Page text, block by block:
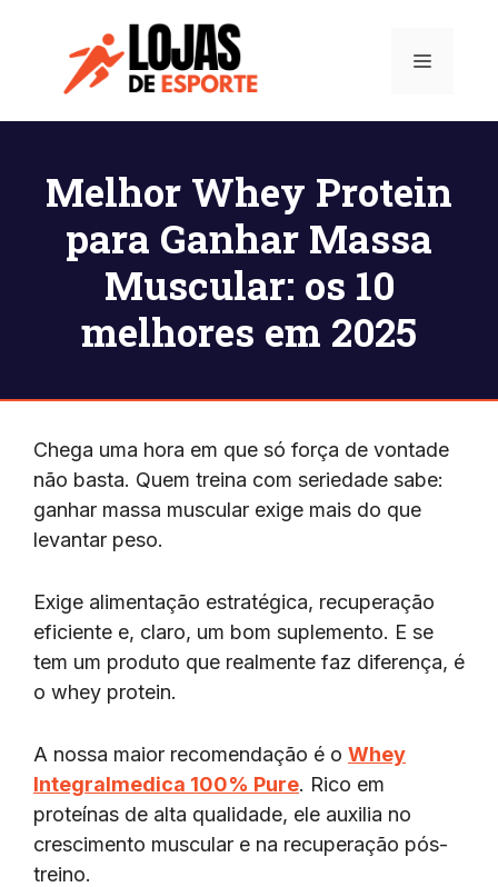
Menu
Melhor Whey Protein
para Ganhar Massa
Muscular: os 10
melhores em 2025
Chega uma hora em que só força de vontade
não basta. Quem treina com seriedade sabe:
ganhar massa muscular exige mais do que
levantar peso.
Exige alimentação estratégica, recuperação
eficiente e, claro, um bom suplemento. E se
tem um produto que realmente faz diferença, é
o whey protein.
A nossa maior recomendação é o Whey
Integralmedica 100% Pure. Rico em
proteínas de alta qualidade, ele auxilia no
crescimento muscular e na recuperação pós-
treino.